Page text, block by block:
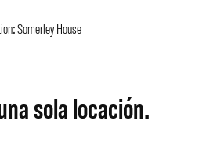
Somerley House
sola locación.